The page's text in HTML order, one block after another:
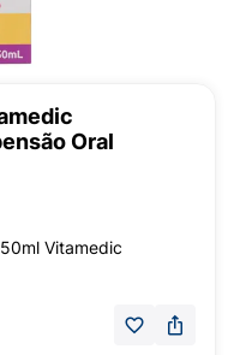
Oral
Vitamedic